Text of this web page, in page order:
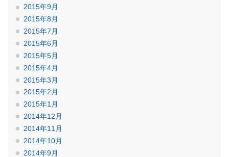
2015年9月
2015年8月
2015年7月
2015年6月
2015年5月
2015年4月
2015年3月
2015年2月
2015年1月
2014年12月
2014年11月
2014年10月
2014年9月